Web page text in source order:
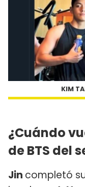
KIM
¿Cuándo
de BTS del
Jin completó